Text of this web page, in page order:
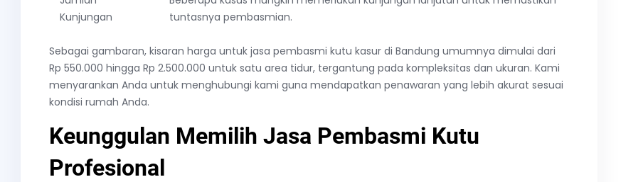
Kunjungan
tuntasnya pembasmian.
Sebagai gambaran, kisaran harga untuk jasa pembasmi kutu kasur di Bandung umumnya dimulai dari
Rp 550.000 hingga Rp 2.500.000 untuk satu area tidur, tergantung pada kompleksitas dan ukuran. Kami
menyarankan Anda untuk menghubungi kami guna mendapatkan penawaran yang lebih akurat sesuai
kondisi rumah Anda.
Keunggulan Memilih Jasa Pembasmi Kutu
Profesional